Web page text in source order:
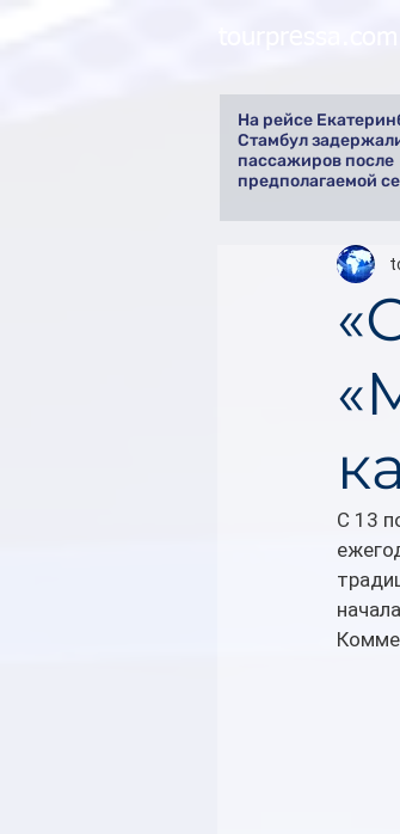
На рейсе
Стамбул
пассажиров после
предполагаемой
С 13